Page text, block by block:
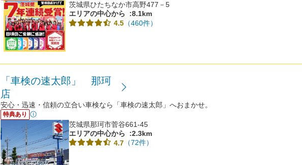
茨城県ひたちなか市高野477－5
エリアの中心から
:8.1km
4.5 （460件）
「車検の速太郎」 那珂
店
安心・迅速・信頼の立合い車検なら「車検の速太郎」へおまかせ。
特典あり
茨城県那珂市菅谷661-45
エリアの中心から
:2.3km
4.7 （72件）